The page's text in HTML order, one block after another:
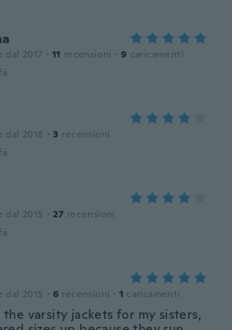
dal 2017 · 11 recensioni · 9 caricamenti
dal 2018 · 3 recensioni
dal 2015 · 27 recensioni
dal 2015 · 6 recensioni · 1 caricamenti
varsity jackets for my sisters,